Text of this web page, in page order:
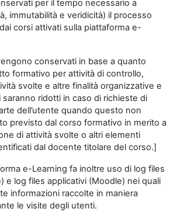
per il tempo necessario a
immutabilità e veridicità) il processo
corsi attivati sulla piattaforma e-
conservati in base a quanto
formativo per attività di controllo,
svolte e altre finalità organizzative e
ridotti in caso di richieste di
dell’utente quando questo non
previsto dal corso formativo in merito a
di attività svolte o altri elementi
dal docente titolare del corso.]
e-Learning fa inoltre uso di log files
e log files applicativi (Moodle) nei quali
informazioni raccolte in maniera
le visite degli utenti.